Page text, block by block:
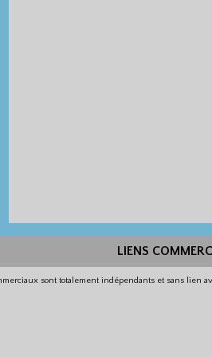
LIENS
sont totalement indépendants et sans lien